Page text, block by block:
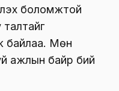
боломжтой
байлаа. Мөн
ажлын байр бий